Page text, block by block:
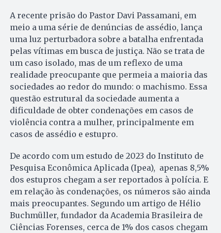
A recente prisão do Pastor Davi Passamani, em
meio a uma série de denúncias de assédio, lança
uma luz perturbadora sobre a batalha enfrentada
pelas vítimas em busca de justiça. Não se trata de
um caso isolado, mas de um reflexo de uma
realidade preocupante que permeia a maioria das
sociedades ao redor do mundo: o machismo. Essa
questão estrutural da sociedade aumenta a
dificuldade de obter condenações em casos de
violência contra a mulher, principalmente em
casos de assédio e estupro.
De acordo com um estudo de 2023 do Instituto de
Pesquisa Econômica Aplicada (Ipea), apenas 8,5%
dos estupros chegam a ser reportados à polícia. E
em relação às condenações, os números são ainda
mais preocupantes. Segundo um artigo de Hélio
Buchmüller, fundador da Academia Brasileira de
Ciências Forenses, cerca de 1% dos casos chegam